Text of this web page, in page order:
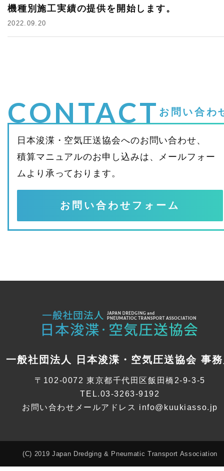
機種別施工実績の提供を開始します。
2022.09.20
CONTACT お問い合わ
日本浚渫・空気圧送協会へのお問い合わせ、
積算マニュアルのお申し込みは、メールフォー
ムより承っております。
お問い合わせフォーム
一般社団法人 日本浚渫・空気圧送協会 事
〒102-0072 東京都千代田区飯田橋2-9-3-5
TEL.03-3263-9192
お問い合わせメールアドレス info@kuukiasso.jp
(C) 2019 Japan Dredging & Pneumatic Transport Association